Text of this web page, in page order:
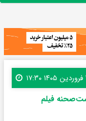
فیلم